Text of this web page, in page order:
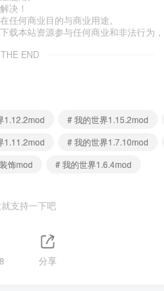
决！
任何商业目的与商业用途。
载本站资源参与任何商业和非法行为
THE END
1.12.2mod # 我的世界1.15.2mod
1.11.2mod # 我的世界1.7.10mod
饰mod # 我的世界1.6.4mod
支持一下吧
8 分享